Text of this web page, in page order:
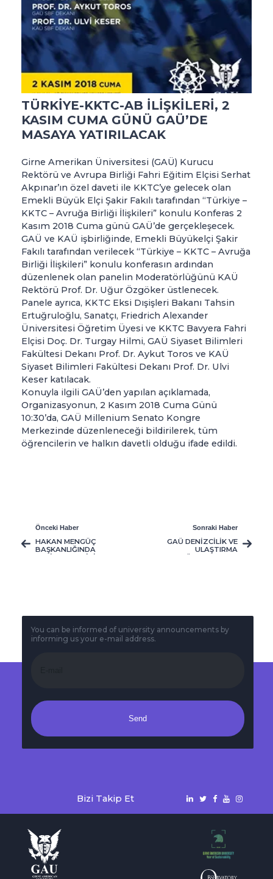
TÜRKİYE-KKTC-AB İLİŞKİLERİ, 2
KASIM CUMA GÜNÜ GAÜ’DE
MASAYA YATIRILACAK
Girne Amerikan Üniversitesi (GAÜ) Kurucu
Rektörü ve Avrupa Birliği Fahri Eğitim Elçisi Serhat
Akpınar’ın özel daveti ile KKTC’ye gelecek olan
Emekli Büyük Elçi Şakir Fakılı tarafından “Türkiye –
KKTC – Avruğa Birliği İlişkileri” konulu Konferas 2
Kasım 2018 Cuma günü GAÜ’de gerçekleşecek.
GAÜ ve KAÜ işbirliğinde, Emekli Büyükelçi Şakir
Fakılı tarafından verilecek “Türkiye – KKTC – Avruğa
Birliği İlişkileri” konulu konferasın ardından
düzenlenek olan panelin Moderatörlüğünü KAÜ
Rektörü Prof. Dr. Uğur Özgöker üstlenecek.
Panele ayrıca, KKTC Eksi Dışişleri Bakanı Tahsin
Ertuğruloğlu, Sanatçı, Friedrich Alexander
Üniversitesi Öğretim Üyesi ve KKTC Bavyera Fahri
Elçisi Doç. Dr. Turgay Hilmi, GAÜ Siyaset Bilimleri
Fakültesi Dekanı Prof. Dr. Aykut Toros ve KAÜ
Siyaset Bilimleri Fakültesi Dekanı Prof. Dr. Ulvi
Keser katılacak.
Konuyla ilgili GAÜ’den yapılan açıklamada,
Organizasyonun, 2 Kasım 2018 Cuma Günü
10:30’da, GAÜ Millenium Senato Kongre
Merkezinde düzenleneceği bildirilerek, tüm
öğrencilerin ve halkın davetli olduğu ifade edildi.
Önceki Haber
HAKAN MENGÜÇ
BAŞKANLIĞINDA
SUFİ AKADEMİSİ
Sonraki Haber
GAÜ DENİZCİLİK VE
ULAŞTIRMA
YÜKSEKOKULU,
You can be informed of university announcements by
informing us your e-mail address.
Send
Bizi Takip Et